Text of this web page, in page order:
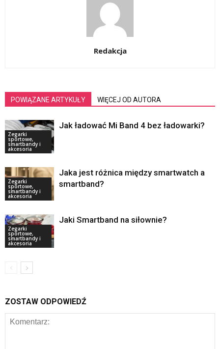
Redakcja
POWIĄZANE ARTYKUŁY WIĘCEJ OD AUTORA
Zegarki
sportowe,
smartbandy i
akcesoria
Jak ładować Mi Band 4 bez ładowarki?
Zegarki
sportowe,
smartbandy i
akcesoria
Jaka jest różnica między smartwatch a
smartband?
Zegarki
sportowe,
smartbandy i
akcesoria
Jaki Smartband na siłownie?
ZOSTAW ODPOWIEDŹ